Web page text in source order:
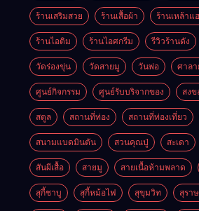
ร้านเสริมสวย ร้านเสื้อผ้า ร้านเหล้าแ
ร้านไอติม ร้านไอศกรีม รีวิวร้านดัง
วัดร่องขุ่น วัดสายมู วันพ่อ ศาลา
ศูนย์กิจกรรม ศูนย์รับบริจากของ สงข
สตูล สถานที่ท่อง สถานที่ท่องเที่ยว
สนามแบดมินตัน สวนคุณปู่ สะเดา
สันผีเสื้อ สายมู สายเนื้อห้ามพลาด
สุกี้ชาบู สุกี้หม้อไฟ สุขุมวิท สุรา